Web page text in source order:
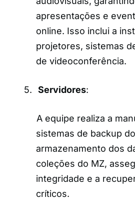
apresentações e
online. Isso inclui a
projetores, sistemas
de videoconferência.
5. Servidores:
A equipe realiza a
sistemas de backup
armazenamento dos
coleções do MZ,
integridade e a
críticos.